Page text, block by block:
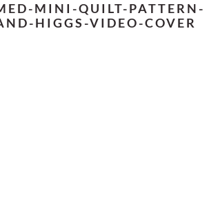
MINI-QUILT-PATTERN-
HIGGS-VIDEO-COVER